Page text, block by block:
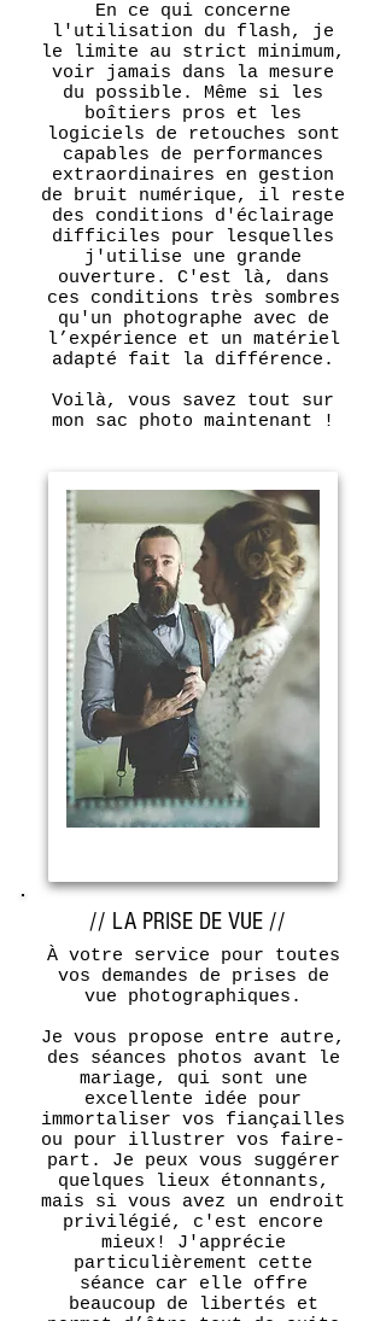
En ce qui concerne
l'utilisation du flash, je
le limite au strict minimum,
voir jamais dans la mesure
du possible. Même si les
boîtiers pros et les
logiciels de retouches sont
capables de performances
extraordinaires en gestion
de bruit numérique, il reste
des conditions d'éclairage
difficiles pour lesquelles
j'utilise une grande
ouverture. C'est là, dans
ces conditions très sombres
qu'un photographe avec de
l’expérience et un matériel
adapté fait la différence.
Voilà, vous savez tout sur
mon sac photo maintenant !
// LA PRISE DE VUE //
À votre service pour toutes
vos demandes de prises de
vue photographiques.
Je vous propose entre autre,
des séances photos avant le
mariage, qui sont une
excellente idée pour
immortaliser vos fiançailles
ou pour illustrer vos faire-
part. Je peux vous suggérer
quelques lieux étonnants,
mais si vous avez un endroit
privilégié, c'est encore
mieux! J'apprécie
particulièrement cette
séance car elle offre
beaucoup de libertés et